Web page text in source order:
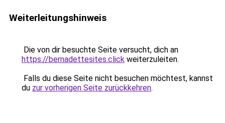
Weiterleitungshinweis
Die von dir besuchte Seite versucht, dich an
https://bernadettesites.click weiterzuleiten.
Falls du diese Seite nicht besuchen möchtest, kannst
du zur vorherigen Seite zurückkehren.